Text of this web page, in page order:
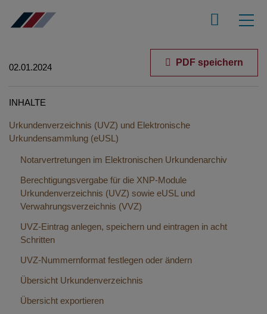
02.01.2024 PDF speichern
INHALTE
Urkundenverzeichnis (UVZ) und Elektronische
Urkundensammlung (eUSL)
Notarvertretungen im Elektronischen Urkundenarchiv
Berechtigungsvergabe für die XNP-Module
Urkundenverzeichnis (UVZ) sowie eUSL und
Verwahrungsverzeichnis (VVZ)
UVZ-Eintrag anlegen, speichern und eintragen in acht
Schritten
UVZ-Nummernformat festlegen oder ändern
Übersicht Urkundenverzeichnis
Übersicht exportieren